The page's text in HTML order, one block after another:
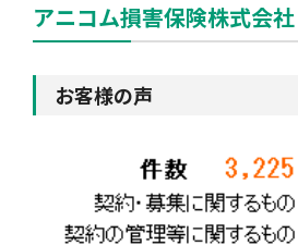
アニコム損害保険株式会社
お客様の声